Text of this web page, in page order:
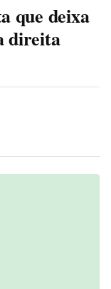
que deixa
direita